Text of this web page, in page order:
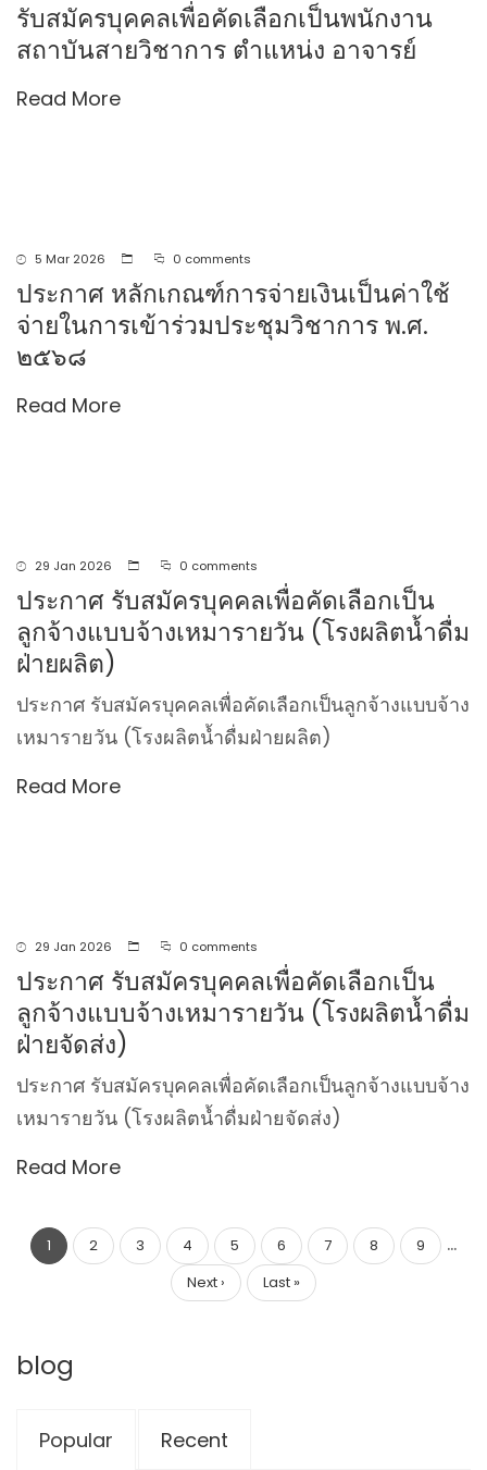
รับสมัครบุคคลเพื่อคัดเลือกเป็นพนักงาน
สถาบันสายวิชาการ ตําแหน่ง อาจารย์
Read More
5 Mar 2026 0 comments
ประกาศ หลักเกณฑ์การจ่ายเงินเป็นค่าใช้
จ่ายในการเข้าร่วมประชุมวิชาการ พ.ศ.
๒๕๖๘
Read More
29 Jan 2026 0 comments
ประกาศ รับสมัครบุคคลเพื่อคัดเลือกเป็น
ลูกจ้างแบบจ้างเหมารายวัน (โรงผลิตน้ำดื่ม
ฝ่ายผลิต)
ประกาศ รับสมัครบุคคลเพื่อคัดเลือกเป็นลูกจ้างแบบจ้าง
เหมารายวัน (โรงผลิตน้ำดื่มฝ่ายผลิต)
Read More
29 Jan 2026 0 comments
ประกาศ รับสมัครบุคคลเพื่อคัดเลือกเป็น
ลูกจ้างแบบจ้างเหมารายวัน (โรงผลิตน้ำดื่ม
ฝ่ายจัดส่ง)
ประกาศ รับสมัครบุคคลเพื่อคัดเลือกเป็นลูกจ้างแบบจ้าง
เหมารายวัน (โรงผลิตน้ำดื่มฝ่ายจัดส่ง)
Read More
Pagination
Current
page
1 Page
2 Page
3 Page
4 Page
5 Page
6 Page
7 Page
8 Page
9 …
Next
page
Next ›
Last
page
Last »
blog
Popular Recent